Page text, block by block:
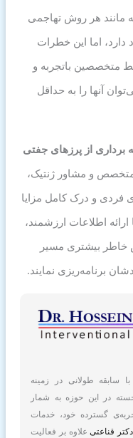
مانند هر روش تهاجمی
اما این خطرات
متخصصین باتجربه و
آنها را به حداقل
برداری از پرزهای جفتی
و مشاور ژنتیک،
فردی و درک کامل مزایا
اطلاعات ارزشمند،
خاطر بیشتری مسیر
برنامه‌ریزی نمایند.
سابقه طولانی در زمینه
در این حوزه به شمار
گسترده خود، خدمات
دکتر قناعتیعلاوه بر فعالیت